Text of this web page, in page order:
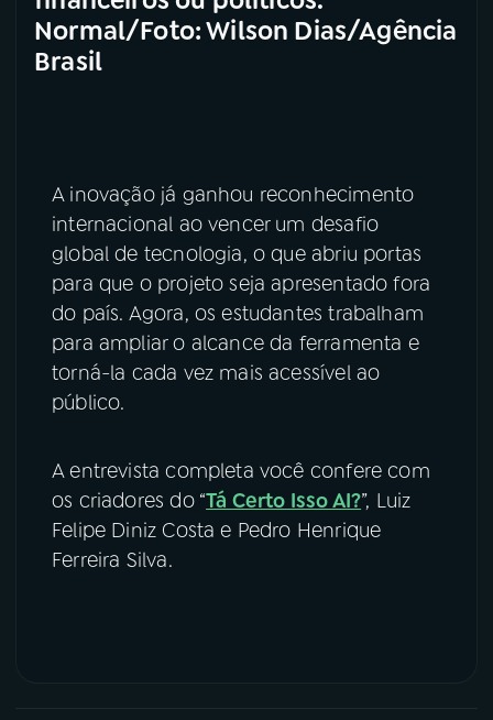
Normal/Foto: Wilson Dias/Agência
Brasil
A inovação já ganhou reconhecimento
internacional ao vencer um desafio
global de tecnologia, o que abriu portas
para que o projeto seja apresentado fora
do país. Agora, os estudantes trabalham
para ampliar o alcance da ferramenta e
torná-la cada vez mais acessível ao
público.
A entrevista completa você confere com
os criadores do “Tá Certo Isso AI?”, Luiz
Felipe Diniz Costa e Pedro Henrique
Ferreira Silva.